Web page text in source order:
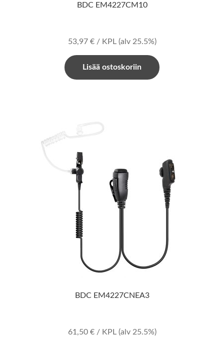
BDC EM4227CM10
53,97 €/ KPL (alv 25.5%)
Lisää ostoskoriin
BDC EM4227CNEA3
61,50 €/ KPL (alv 25.5%)